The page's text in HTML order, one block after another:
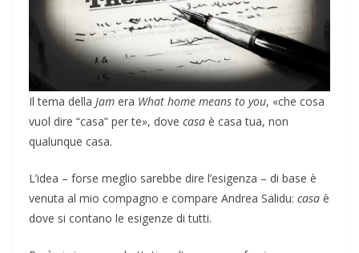
Il tema della Jam era What home means to you, «che cosa
vuol dire “casa” per te», dove casa è casa tua, non
qualunque casa.
L’idea – forse meglio sarebbe dire l’esigenza – di base è
venuta al mio compagno e compare Andrea Salidu: casa è
dove si contano le esigenze di tutti.